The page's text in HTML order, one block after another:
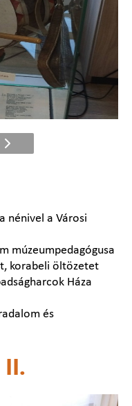
nénivel a Városi
múzeumpedagógusa
korabeli öltözetet
Háza
és